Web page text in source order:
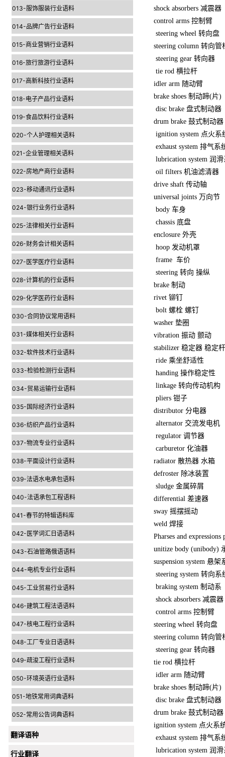
013-服饰服装行业语料
014-品牌广告行业语料
015-商业营销行业语料
016-旅行旅游行业语料
017-高新科技行业语料
018-电子产品行业语料
019-食品饮料行业语料
020-个人护理相关语料
021-企业管理相关语料
022-房地产商行业语料
023-移动通讯行业语料
024-银行业务行业语料
025-法律相关行业语料
026-财务会计相关语料
027-医学医疗行业语料
028-计算机的行业语料
029-化学医药行业语料
030-合同协议常用语料
031-媒体相关行业语料
032-软件技术行业语料
033-检验检测行业语料
034-贸易运输行业语料
035-国际经济行业语料
036-纺织产品行业语料
037-物流专业行业语料
038-平面设计行业语料
039-法语水电承包语料
040-法语承包工程语料
041-春节的特辑语料库
042-医学词汇日语语料
043-石油管路俄语语料
044-电机专业行业语料
045-工业贸易行业语料
046-建筑工程法语语料
047-核电工程行业语料
048-工厂专业日语语料
049-疏浚工程行业语料
050-环境英语行业语料
051-地铁常用词典语料
052-常用公告词典语料
翻译语种
行业翻译
shock absorbers 减震器
control arms 控制臂
steering wheel 转向盘
steering column 转向管
steering gear 转向器
tie rod 横拉杆
idler arm 随动臂
brake shoes 制动蹄(片)
disc brake 盘式制动器
drum brake 鼓式制动器
ignition system 点火系
exhaust system 排气系
lubrication system 润
oil filters 机油滤清器
drive shaft 传动轴
universal joints 万向节
body 车身
chassis 底盘
enclosure 外壳
hoop 发动机罩
frame 车价
steering 转向 操纵
brake 制动
rivet 铆钉
bolt 螺栓 螺钉
washer 垫圈
vibration 振动 颤动
stabilizer 稳定器 稳定杆
ride 乘坐舒适性
handing 操作稳定性
linkage 转向传动机构
pliers 钳子
distributor 分电器
alternator 交流发电机
regulator 调节器
carburetor 化油器
radiator 散热器 水箱
defroster 除冰装置
sludge 金属碎屑
differential 差速器
sway 摇摆摇动
weld 焊接
Pharses and
unitize body (unibody)
suspension system 悬架
steering system 转向系
braking system 制动系
shock absorbers 减震器
control arms 控制臂
steering wheel 转向盘
steering column 转向管
steering gear 转向器
tie rod 横拉杆
idler arm 随动臂
brake shoes 制动蹄(片)
disc brake 盘式制动器
drum brake 鼓式制动器
ignition system 点火系
exhaust system 排气系
lubrication system 润